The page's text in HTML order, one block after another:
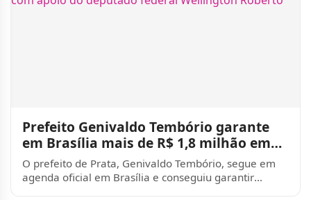
Prefeito Genivaldo Tembório garante
em Brasília mais de R$ 1,8 milhão em
investimentos para Pra
O prefeito de Prata, Genivaldo Tembório, segue em
agenda oficial em Brasília e conseguiu garantir